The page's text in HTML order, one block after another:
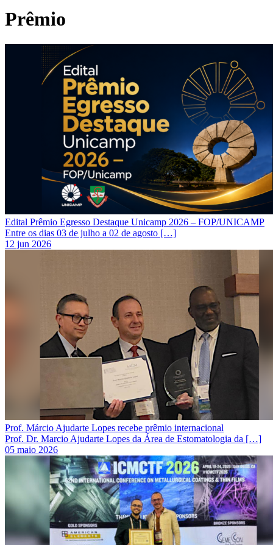
Prêmio
Edital Prêmio Egresso Destaque Unicamp 2026 – FOP/UNICAMP
Entre os dias 03 de julho a 02 de agosto […]
12 jun 2026
Prof. Márcio Ajudarte Lopes recebe prêmio internacional
Prof. Dr. Marcio Ajudarte Lopes da Área de Estomatologia da […]
05 maio 2026